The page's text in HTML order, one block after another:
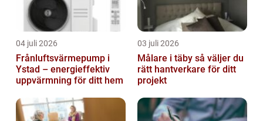
04 juli 2026
Frånluftsvärmepump i
Ystad – energieffektiv
uppvärmning för ditt hem
03 juli 2026
Målare i täby så väljer du
rätt hantverkare för ditt
projekt